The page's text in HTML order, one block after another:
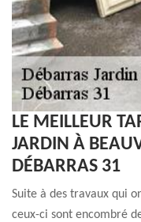
LE MEILLEUR
JARDIN À
DÉBARRAS 31
Suite à des travaux qui
ceux-ci sont encombré